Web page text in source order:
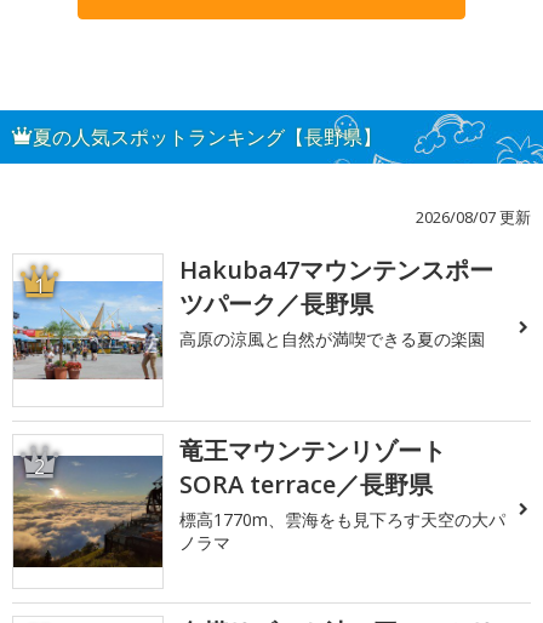
夏の人気スポットランキング【長野県】
2026/08/07 更新
1
Hakuba47マウンテンスポー
ツパーク／長野県
高原の涼風と自然が満喫できる夏の楽園
2
竜王マウンテンリゾート
SORA terrace／長野県
標高1770m、雲海をも見下ろす天空の大パ
ノラマ